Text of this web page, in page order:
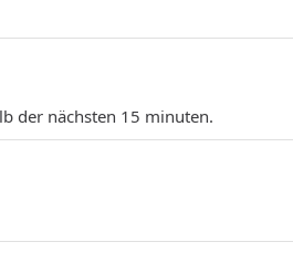
der nächsten 15 minuten.